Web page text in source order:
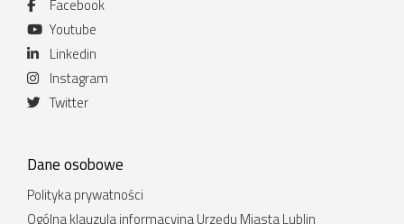
Facebook
Youtube
Linkedin
Instagram
Twitter
Dane osobowe
Polityka prywatności
Ogólna klauzula informacyjna Urzędu Miasta Lublin